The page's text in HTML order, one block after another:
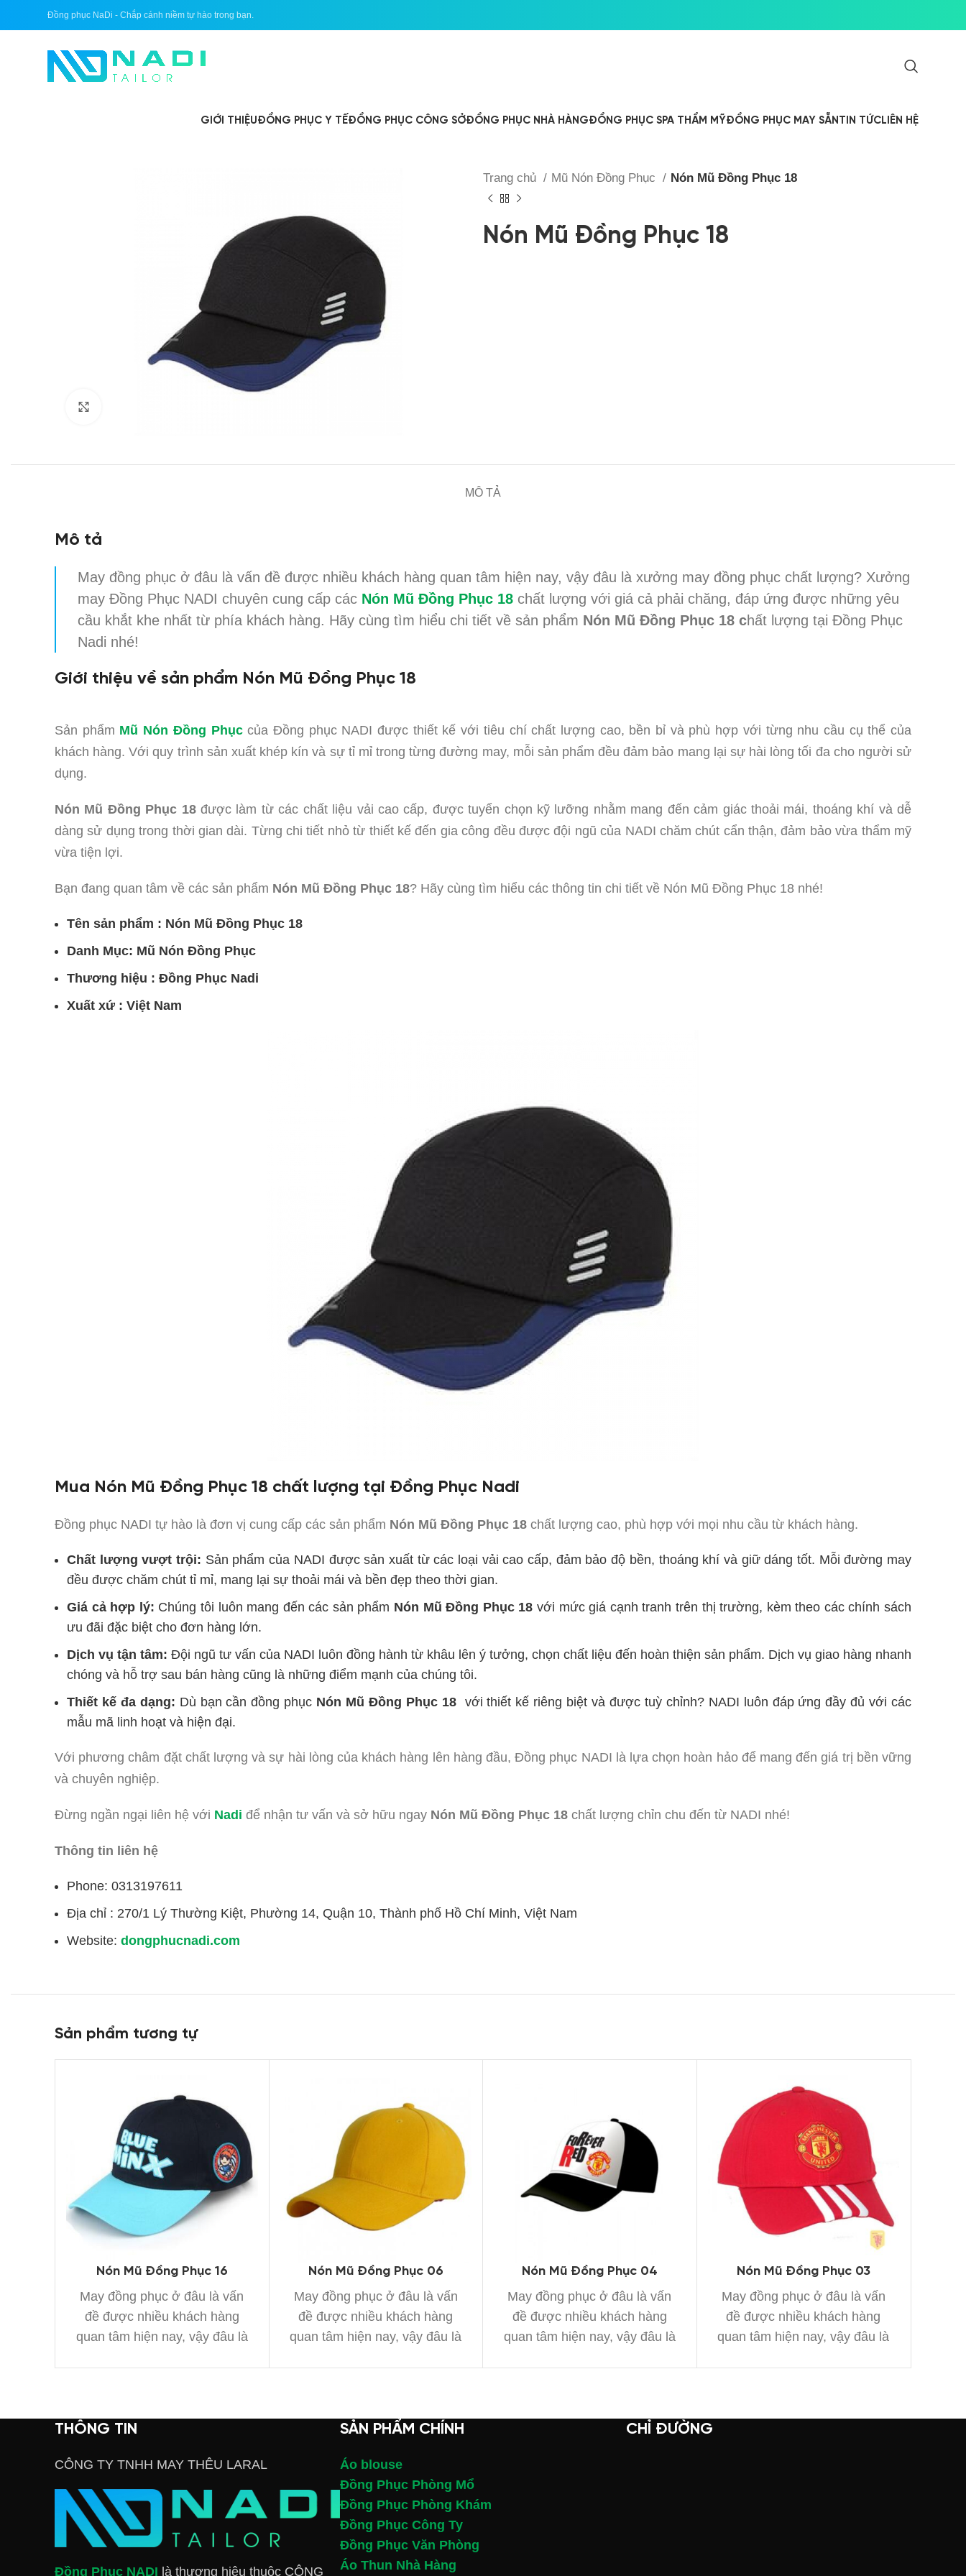
Đồng phục NaDi - Chắp cánh niềm tự hào trong bạn.
GIỚI THIỆUĐỒNG PHỤC Y TẾĐỒNG PHỤC CÔNG SỞĐỒNG PHỤC NHÀ HÀNGĐỒNG PHỤC SPA THẨM MỸĐỒNG PHỤC MAY SẴNTIN TỨCLIÊN HỆ
Trang chủ Mũ Nón Đồng Phục Nón Mũ Đồng Phục 18
Nón Mũ Đồng Phục 18
MÔ TẢ
Mô tả
May đồng phục ở đâu là vấn đề được nhiều khách hàng quan tâm hiện nay, vậy đâu là xưởng may đồng phục chất lượng? Xưởng
may Đồng Phục NADI chuyên cung cấp các Nón Mũ Đồng Phục 18 chất lượng với giá cả phải chăng, đáp ứng được những yêu
cầu khắt khe nhất từ phía khách hàng. Hãy cùng tìm hiểu chi tiết về sản phẩm Nón Mũ Đồng Phục 18 chất lượng tại Đồng Phục
Nadi nhé!
Giới thiệu về sản phẩm Nón Mũ Đồng Phục 18
Sản phẩm Mũ Nón Đồng Phục của Đồng phục NADI được thiết kế với tiêu chí chất lượng cao, bền bỉ và phù hợp với từng nhu cầu cụ thể của
khách hàng. Với quy trình sản xuất khép kín và sự tỉ mỉ trong từng đường may, mỗi sản phẩm đều đảm bảo mang lại sự hài lòng tối đa cho người sử
dụng.
Nón Mũ Đồng Phục 18được làm từ các chất liệu vải cao cấp, được tuyển chọn kỹ lưỡng nhằm mang đến cảm giác thoải mái, thoáng khí và dễ
dàng sử dụng trong thời gian dài. Từng chi tiết nhỏ từ thiết kế đến gia công đều được đội ngũ của NADI chăm chút cẩn thận, đảm bảo vừa thẩm mỹ
vừa tiện lợi.
Bạn đang quan tâm về các sản phẩm Nón Mũ Đồng Phục 18? Hãy cùng tìm hiểu các thông tin chi tiết về Nón Mũ Đồng Phục 18 nhé!
Tên sản phẩm : Nón Mũ Đồng Phục 18
Danh Mục: Mũ Nón Đồng Phục
Thương hiệu : Đồng Phục Nadi
Xuất xứ : Việt Nam
Mua Nón Mũ Đồng Phục 18 chất lượng tại Đồng Phục Nadi
Đồng phục NADI tự hào là đơn vị cung cấp các sản phẩm Nón Mũ Đồng Phục 18 chất lượng cao, phù hợp với mọi nhu cầu từ khách hàng.
Chất lượng vượt trội: Sản phẩmcủa NADI được sản xuất từ các loại vải cao cấp, đảm bảo độ bền, thoáng khí và giữ dáng tốt. Mỗi đường may
đều được chăm chút tỉ mỉ, mang lại sự thoải mái và bền đẹp theo thời gian.
Giá cả hợp lý: Chúng tôi luôn mang đến các sản phẩm Nón Mũ Đồng Phục 18 với mức giá cạnh tranh trên thị trường, kèm theo các chính sách
ưu đãi đặc biệt cho đơn hàng lớn.
Dịch vụ tận tâm: Đội ngũ tư vấn của NADI luôn đồng hành từ khâu lên ý tưởng, chọn chất liệu đến hoàn thiện sản phẩm. Dịch vụ giao hàng nhanh
chóng và hỗ trợ sau bán hàng cũng là những điểm mạnh của chúng tôi.
Thiết kế đa dạng: Dù bạn cần đồng phục Nón Mũ Đồng Phục 18với thiết kế riêng biệt và được tuỳ chỉnh? NADI luôn đáp ứng đầy đủ với các
mẫu mã linh hoạt và hiện đại.
Với phương châm đặt chất lượng và sự hài lòng của khách hàng lên hàng đầu, Đồng phục NADI là lựa chọn hoàn hảo để mang đến giá trị bền vững
và chuyên nghiệp.
Đừng ngần ngại liên hệ với Nadi để nhận tư vấn và sở hữu ngay Nón Mũ Đồng Phục 18 chất lượng chỉn chu đến từ NADI nhé!
Thông tin liên hệ
Phone: 0313197611
Địa chỉ : 270/1 Lý Thường Kiệt, Phường 14, Quận 10, Thành phố Hồ Chí Minh, Việt Nam
Website: dongphucnadi.com
Sản phẩm tương tự
Nón Mũ Đồng Phục 16
May đồng phục ở đâu là vấn
đề được nhiều khách hàng
quan tâm hiện nay, vậy đâu là
Nón Mũ Đồng Phục 06
May đồng phục ở đâu là vấn
đề được nhiều khách hàng
quan tâm hiện nay, vậy đâu là
Nón Mũ Đồng Phục 04
May đồng phục ở đâu là vấn
đề được nhiều khách hàng
quan tâm hiện nay, vậy đâu là
Nón Mũ Đồng Phục 03
May đồng phục ở đâu là vấn
đề được nhiều khách hàng
quan tâm hiện nay, vậy đâu là
THÔNG TIN
CÔNG TY TNHH MAY THÊU LARAL
Đồng Phục NADI là thương hiệu thuộc CÔNG
SẢN PHẨM CHÍNH
Áo blouse
Đồng Phục Phòng Mổ
Đồng Phục Phòng Khám
Đồng Phục Công Ty
Đồng Phục Văn Phòng
Áo Thun Nhà Hàng
CHỈ ĐƯỜNG